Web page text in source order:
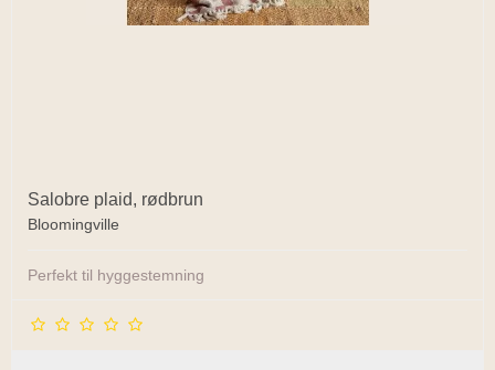
Salobre plaid, rødbrun
Bloomingville
Perfekt til hyggestemning